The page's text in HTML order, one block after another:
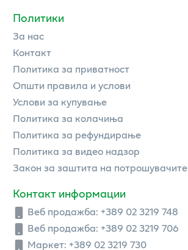
Политики
За нас
Контакт
Политика за приватност
Општи правила и услови
Услови за купување
Политика за колачиња
Политика за рефундирање
Политика за видео надзор
Закон за заштита на потрошувачите
Контакт информации
Веб продажба: +389 02 3219 748
Веб продажба: +389 02 3219 706
Маркет: +389 02 3219 730